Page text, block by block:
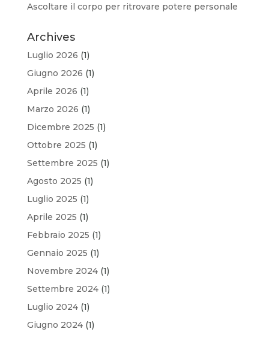
Ascoltare il corpo per ritrovare potere personale
Archives
Luglio 2026 (1)
Giugno 2026 (1)
Aprile 2026 (1)
Marzo 2026 (1)
Dicembre 2025 (1)
Ottobre 2025 (1)
Settembre 2025 (1)
Agosto 2025 (1)
Luglio 2025 (1)
Aprile 2025 (1)
Febbraio 2025 (1)
Gennaio 2025 (1)
Novembre 2024(1)
Settembre 2024(1)
Luglio 2024(1)
Giugno 2024(1)